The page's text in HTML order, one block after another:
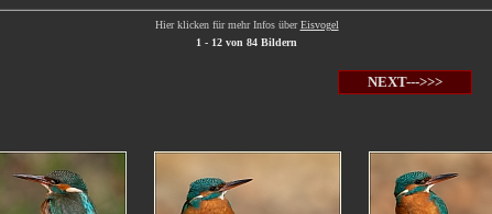
Hier klicken für mehr Infos überEisvogel
1 - 12 von 84 Bildern
NEXT--->>>